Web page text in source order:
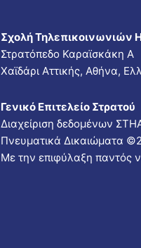
Σχολή Τηλεπικοινωνιών
Στρατόπεδο Καραϊσκάκη A
Χαϊδάρι Αττικής, Αθήνα,
Γενικό Επιτελείο Στρατού
Διαχείριση δεδομένων
Πνευματικά Δικαιώματα ©
Με την επιφύλαξη παντός